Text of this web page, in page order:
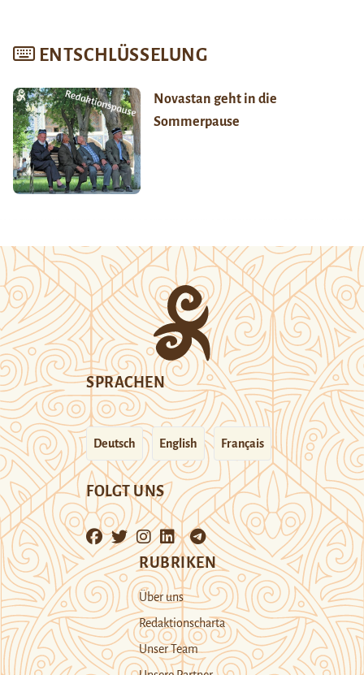
ENTSCHLÜSSELUNG
Novastan geht in die
Sommerpause
SPRACHEN
Deutsch English Français
FOLGT UNS
RUBRIKEN
Über uns
Redaktionscharta
Unser Team